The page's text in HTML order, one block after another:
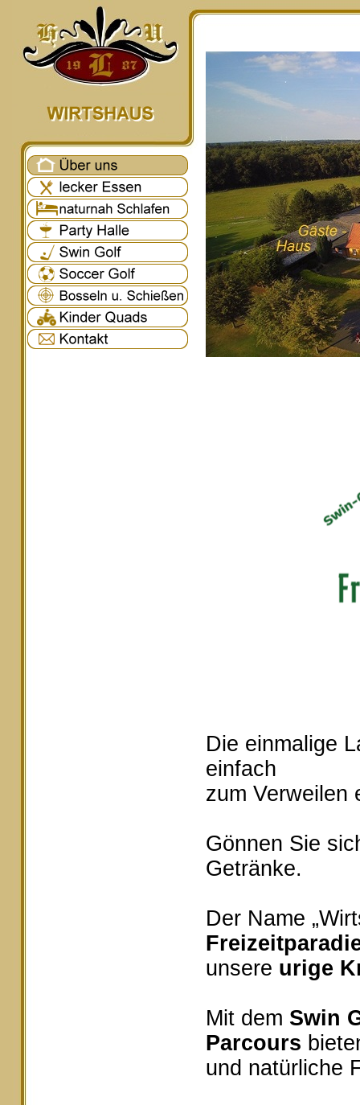
Die einmalige
einfach
zum Verweilen
Gönnen Sie
Getränke.
Der Name
unsere urige
Mit dem Swin
Parcours
und natürliche